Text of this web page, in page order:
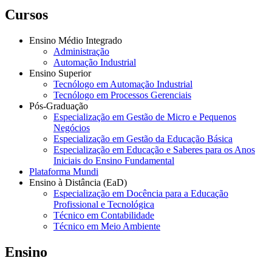
Cursos
Ensino Médio Integrado
Administração
Automação Industrial
Ensino Superior
Tecnólogo em Automação Industrial
Tecnólogo em Processos Gerenciais
Pós-Graduação
Especialização em Gestão de Micro e Pequenos
Negócios
Especialização em Gestão da Educação Básica
Especialização em Educação e Saberes para os Anos
Iniciais do Ensino Fundamental
Plataforma Mundi
Ensino à Distância (EaD)
Especialização em Docência para a Educação
Profissional e Tecnológica
Técnico em Contabilidade
Técnico em Meio Ambiente
Ensino